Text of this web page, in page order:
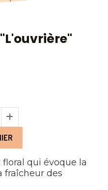
qui évoque la
fraîcheur des